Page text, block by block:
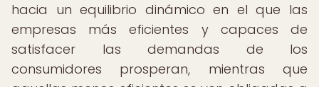
hacia un equilibrio dinámico en el que las
empresas más eficientes y capaces de
satisfacer las demandas de los
consumidores prosperan, mientras que